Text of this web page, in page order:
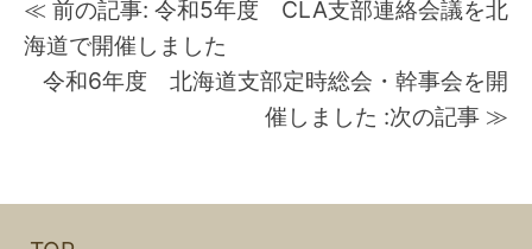
≪ 前の記事: 令和5年度 CLA支部連絡会議を北
海道で開催しました
令和6年度 北海道支部定時総会・幹事会を開
催しました :次の記事 ≫